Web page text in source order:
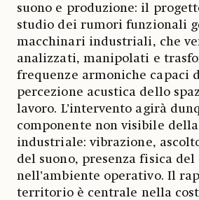
suono e produzione: il
studio dei rumori funzionali
macchinari industriali, che
analizzati, manipolati e
frequenze armoniche capaci
percezione acustica dello
lavoro. L’intervento agirà
componente non visibile
industriale: vibrazione,
del suono, presenza fisica del
nell’ambiente operativo. Il
territorio è centrale nella